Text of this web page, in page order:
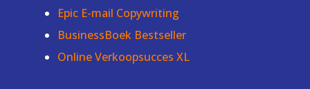
Epic E-mail Copywriting
BusinessBoek Bestseller
Online Verkoopsucces XL